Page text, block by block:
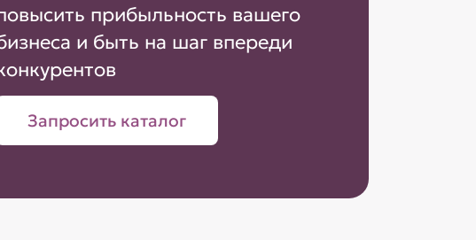
прибыльность вашего
и быть на шаг впереди
Запросить каталог